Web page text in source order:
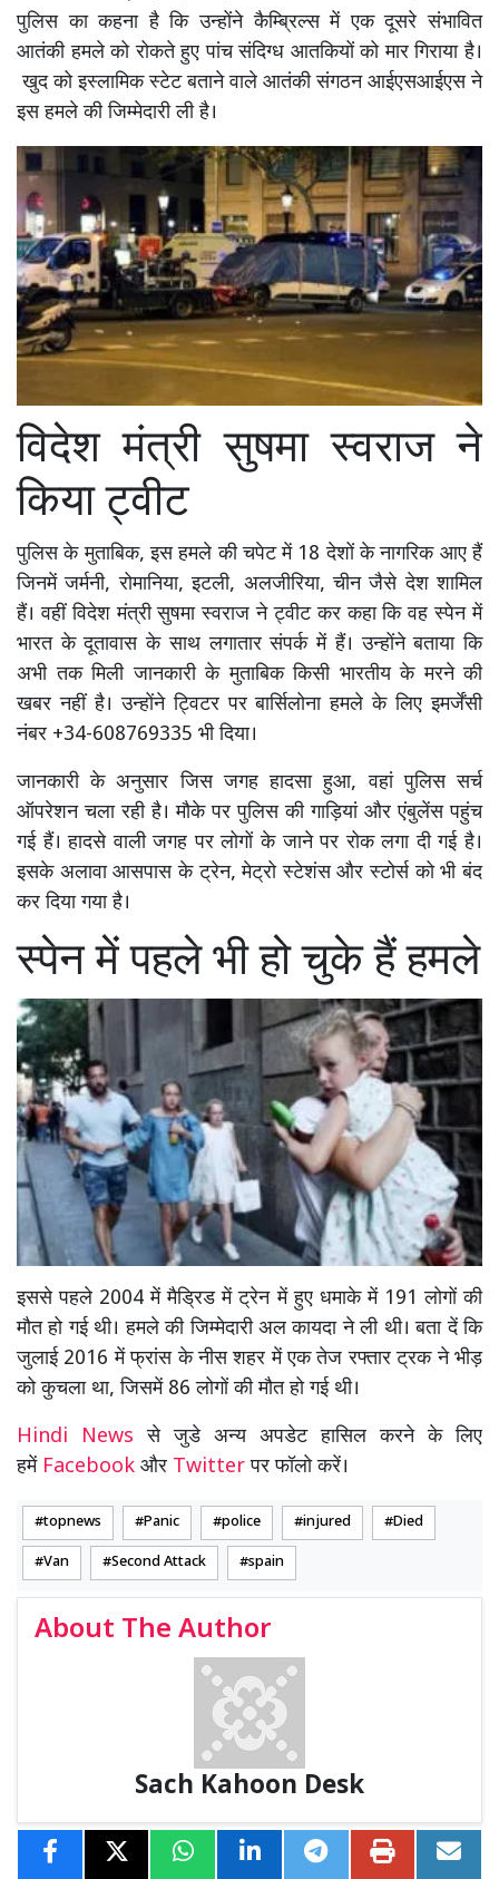
पुलिस का कहना है कि उन्होंने कैम्ब्रिल्स में एक दूसरे संभावित
आतंकी हमले को रोकते हुए पांच संदिग्ध आतकियों को मार गिराया है।
खुद को इस्लामिक स्टेट बताने वाले आतंकी संगठन आईएसआईएस ने
इस हमले की जिम्मेदारी ली है।
विदेश मंत्री सुषमा स्वराज ने
किया ट्वीट
पुलिस के मुताबिक, इस हमले की चपेट में 18 देशों के नागरिक आए हैं
जिनमें जर्मनी, रोमानिया, इटली, अलजीरिया, चीन जैसे देश शामिल
हैं। वहीं विदेश मंत्री सुषमा स्वराज ने ट्वीट कर कहा कि वह स्पेन में
भारत के दूतावास के साथ लगातार संपर्क में हैं। उन्होंने बताया कि
अभी तक मिली जानकारी के मुताबिक किसी भारतीय के मरने की
खबर नहीं है। उन्होंने ट्विटर पर बार्सिलोना हमले के लिए इमर्जेंसी
नंबर +34-608769335 भी दिया।
जानकारी के अनुसार जिस जगह हादसा हुआ, वहां पुलिस सर्च
ऑपरेशन चला रही है। मौके पर पुलिस की गाड़ियां और एंबुलेंस पहुंच
गई हैं। हादसे वाली जगह पर लोगों के जाने पर रोक लगा दी गई है।
इसके अलावा आसपास के ट्रेन, मेट्रो स्टेशंस और स्टोर्स को भी बंद
कर दिया गया है।
स्पेन में पहले भी हो चुके हैं हमले
इससे पहले 2004 में मैड्रिड में ट्रेन में हुए धमाके में 191 लोगों की
मौत हो गई थी। हमले की जिम्मेदारी अल कायदा ने ली थी। बता दें कि
जुलाई 2016 में फ्रांस के नीस शहर में एक तेज रफ्तार ट्रक ने भीड़
को कुचला था, जिसमें 86 लोगों की मौत हो गई थी।
Hindi Newsसे जुडे अन्य अपडेट हासिल करने के लिए
हमें Facebook और Twitterपर फॉलो करें।
topnews Panic police injured Died
Van Second Attack spain
About The Author
Sach Kahoon Desk